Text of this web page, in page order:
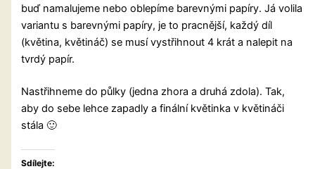
buď namalujeme nebo oblepíme barevnými papíry. Já volila
variantu s barevnými papíry, je to pracnější, každý díl
(květina, květináč) se musí vystřihnout 4 krát a nalepit na
tvrdý papír.
Nastřihneme do půlky (jedna zhora a druhá zdola). Tak,
aby do sebe lehce zapadly a finální květinka v květináči
stála 🙂
Sdílejte: